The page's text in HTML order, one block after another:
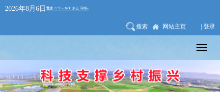
2026年8月6日
搜索 网站主页 | 登录